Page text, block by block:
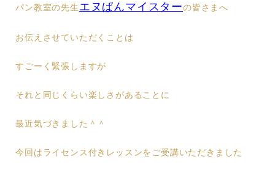
パン教室の先生 エヌぱんマイスターの皆さまへ
お伝えさせていただくことは
すごーく緊張しますが
それと同じくらい楽しさがあることに
最近気づきました＾＾
今回はライセンス付きレッスンをご受講いただきました